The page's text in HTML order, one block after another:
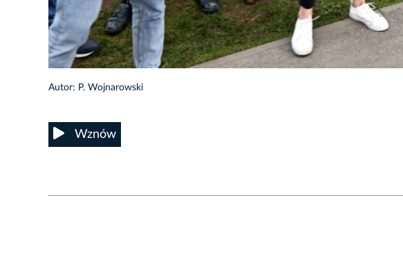
Autor: P. Wojnarowski
Wznów